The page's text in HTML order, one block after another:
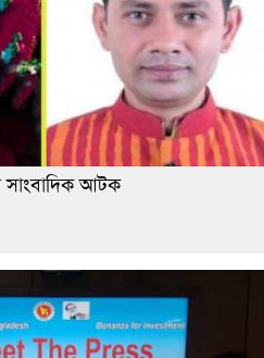
সাংবাদিক আটক